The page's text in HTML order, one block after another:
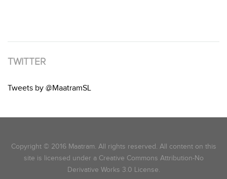
TWITTER
Tweets by @MaatramSL
Copyright © 2016 Maatram. All rights reserved. All content on this
site is licensed under a Creative Commons Attribution-No
Derivative Works 3.0 License.